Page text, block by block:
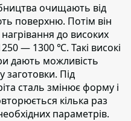
очищають від
поверхню. Потім він
до високих
— 1300 ℃. Такі високі
дають можливість
заготовки. Під
сталь змінює форму і
кілька раз
параметрів.